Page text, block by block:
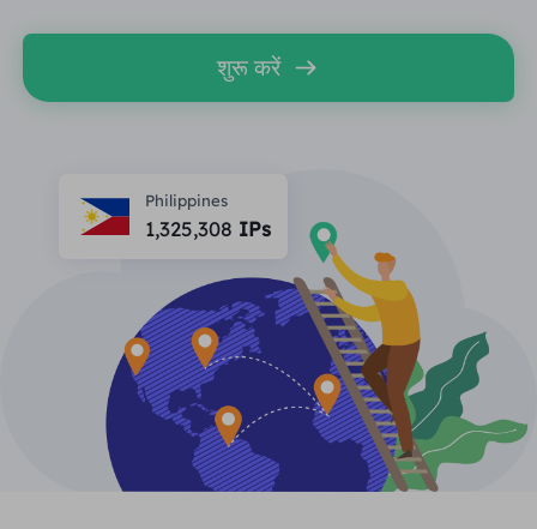
असीमित आवासीय प्रॉक्सी
लंबे समय से अभिनय आईएसपी प्रॉक्सी
स्थैतिक आवासीय प्रॉक्सी
स्थिर डेटा केंद्र एजेंट
लंबे समय से अभिनय आईएसपी प्रॉक्सी $1.4
उपयोग के मामले द्वारा
एसईओ निगरानी
विज्ञापन सत्यापन
भागीदारों
प्रॉक्सी चेकर
सीखना
अक्सर पूछे जाने वाले प्रश्न
ब्लॉग
中文
English
आनंद लेना77% की छूटऔर अभी कार्य करें!
आवासीय $0/GB असीमित $0/दिन
शुरू करें
Philippines
1,325,308 IPs